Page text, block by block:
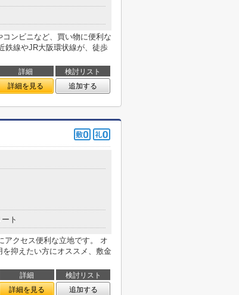
ンビニなど、買い物に便利な
鉄線やJR大阪環状線が、徒歩
詳細
検討リスト
詳細を見る 追加する
ト
アクセス便利な立地です。 オ
抑えたい方にオススメ、敷金
詳細
検討リスト
詳細を見る 追加する